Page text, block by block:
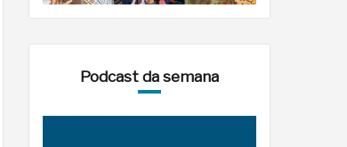
Podcast da semana